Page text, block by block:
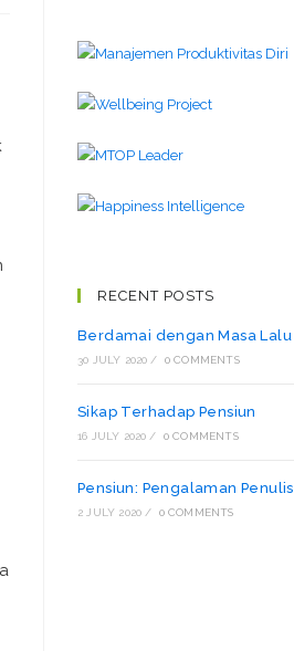
RECENT POSTS
Berdamai dengan Masa Lalu
30 JULY 2020 / 0 COMMENTS
Sikap Terhadap Pensiun
16 JULY 2020 / 0 COMMENTS
Pensiun: Pengalaman Penulis
2 JULY 2020 / 0 COMMENTS